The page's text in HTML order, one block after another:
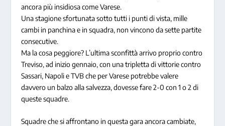
ancora più insidiosa come Varese.
Una stagione sfortunata sotto tutti i punti di vista, mille
cambi in panchina e in squadra, non vincono da sette partite
consecutive.
Ma la cosa peggiore? L’ultima sconfittà arrivo proprio contro
Treviso, ad inizio gennaio, con una tripletta di vittorie contro
Sassari, Napoli e TVB che per Varese potrebbe valere
davvero un balzo alla salvezza, dovesse fare 2-0 con 1 o 2 di
queste squadre.
Squadre che si affrontano in questa gara ancora cambiate,